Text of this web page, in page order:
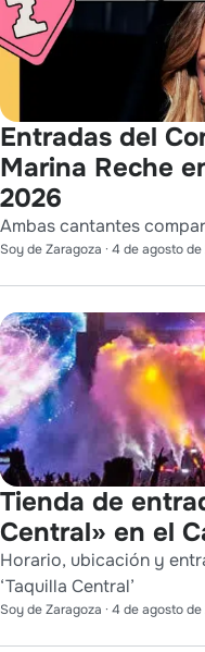
Entradas del
Marina Reche
2026
Ambas cantantes
Soy de Zaragoza · 4 de agosto
Tienda de
Central» en el
Horario, ubicación y
‘Taquilla Central’
Soy de Zaragoza · 4 de agosto